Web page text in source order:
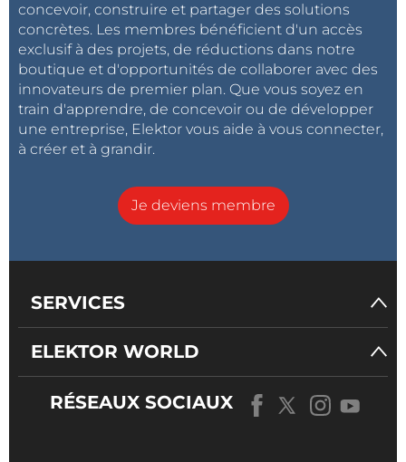
concevoir, construire et partager des solutions
concrètes. Les membres bénéficient d'un accès
exclusif à des projets, de réductions dans notre
boutique et d'opportunités de collaborer avec des
innovateurs de premier plan. Que vous soyez en
train d'apprendre, de concevoir ou de développer
une entreprise, Elektor vous aide à vous connecter,
à créer et à grandir.
Je deviens membre
SERVICES
ELEKTOR WORLD
RÉSEAUX SOCIAUX